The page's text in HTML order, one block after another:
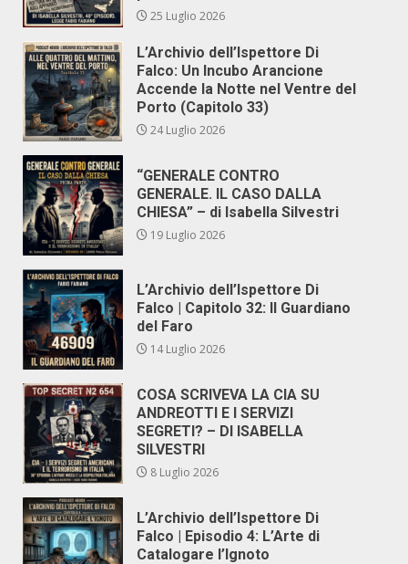
25 Luglio 2026
L’Archivio dell’Ispettore Di
Falco: Un Incubo Arancione
Accende la Notte nel Ventre del
Porto (Capitolo 33)
24 Luglio 2026
“GENERALE CONTRO
GENERALE. IL CASO DALLA
CHIESA” – di Isabella Silvestri
19 Luglio 2026
L’Archivio dell’Ispettore Di
Falco | Capitolo 32: Il Guardiano
del Faro
14 Luglio 2026
COSA SCRIVEVA LA CIA SU
ANDREOTTI E I SERVIZI
SEGRETI? – DI ISABELLA
SILVESTRI
8 Luglio 2026
L’Archivio dell’Ispettore Di
Falco | Episodio 4: L’Arte di
Catalogare l’Ignoto